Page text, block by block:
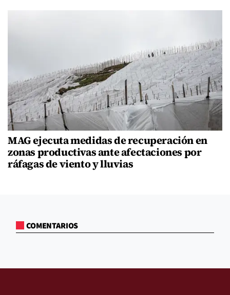
MAG ejecuta medidas de recuperación en
zonas productivas ante afectaciones por
ráfagas de viento y lluvias
COMENTARIOS